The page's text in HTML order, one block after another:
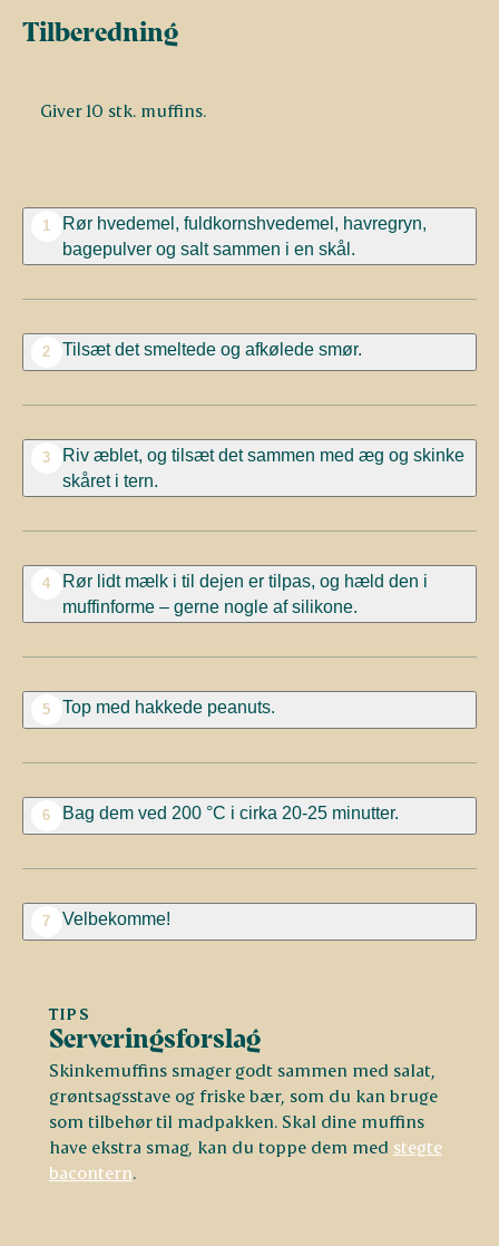
Tilberedning
Giver 10 stk. muffins.
1
Rør hvedemel, fuldkornshvedemel, havregryn,
bagepulver og salt sammen i en skål.
2 Tilsæt det smeltede og afkølede smør.
3
Riv æblet, og tilsæt det sammen med æg og skinke
skåret i tern.
4
Rør lidt mælk i til dejen er tilpas, og hæld den i
muffinforme – gerne nogle af silikone.
5 Top med hakkede peanuts.
6 Bag dem ved 200 °C i cirka 20-25 minutter.
7 Velbekomme!
TIPS
Serveringsforslag
Skinkemuffins smager godt sammen med salat,
grøntsagsstave og friske bær, som du kan bruge
som tilbehør til madpakken. Skal dine muffins
have ekstra smag, kan du toppe dem med stegte
bacontern.